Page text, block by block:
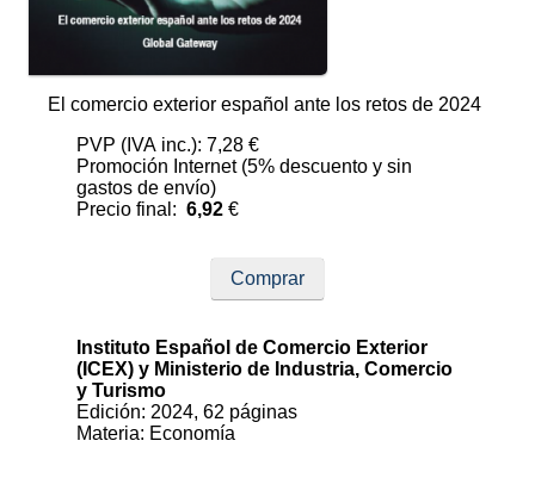
El comercio exterior español ante los retos de 2024
PVP (IVA inc.): 7,28 €
Promoción Internet (5% descuento y sin
gastos de envío)
Precio final: 6,92 €
Comprar
Instituto Español de Comercio Exterior
(ICEX) y Ministerio de Industria, Comercio
y Turismo
Edición: 2024, 62 páginas
Materia: Economía